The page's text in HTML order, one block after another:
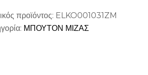
προϊόντος: ELKO001031ZM
ΜΠΟΥΤΟΝ ΜΙΖΑΣ